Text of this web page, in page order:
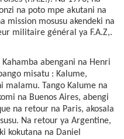
na poto mpe akutani na
mission mosusu akendeki na
militaire général ya F.A.Z,.
abengani na Henri
misatu : Kalume,
malamu. Tango Kalume na
na Buenos Aires, abengi
na retour na Paris, akosala
Na retour ya Argentine,
kokutana na Daniel